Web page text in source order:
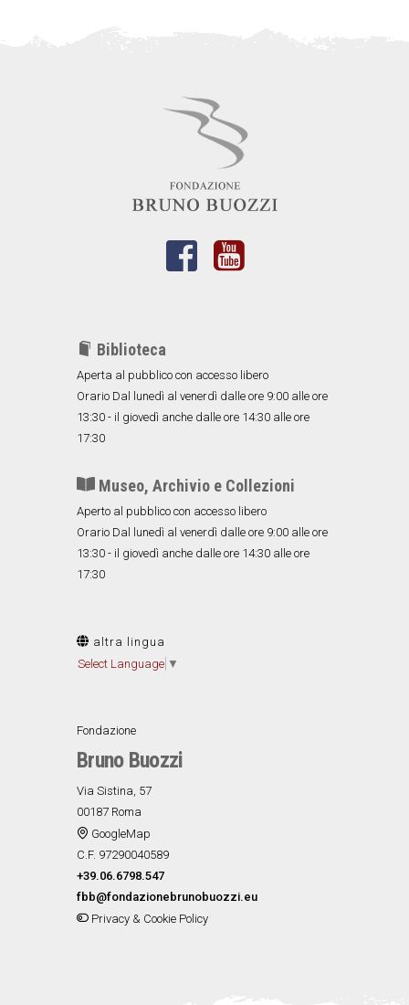
Biblioteca
Aperta al pubblico con accesso libero
Orario Dal lunedì al venerdì dalle ore 9:00 alle ore
13:30 - il giovedì anche dalle ore 14:30 alle ore
17:30
Museo, Archivio e Collezioni
Aperto al pubblico con accesso libero
Orario Dal lunedì al venerdì dalle ore 9:00 alle ore
13:30 - il giovedì anche dalle ore 14:30 alle ore
17:30
altra lingua
Select Language ▼
Fondazione
Bruno Buozzi
Via Sistina, 57
00187 Roma
GoogleMap
C.F. 97290040589
+39.06.6798.547
fbb@fondazionebrunobuozzi.eu
Privacy & Cookie Policy